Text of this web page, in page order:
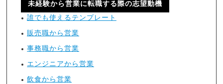
未経験から営業に転職する際の志望動機
誰でも使えるテンプレート
販売職から営業
事務職から営業
エンジニアから営業
飲食から営業